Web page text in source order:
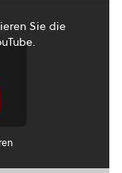
Sie die